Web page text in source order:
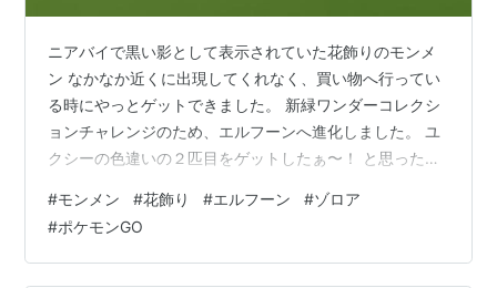
ニアバイで黒い影として表示されていた花飾りのモンメ
ン なかなか近くに出現してくれなく、買い物へ行ってい
る時にやっとゲットできました。 新緑ワンダーコレクシ
ョンチャレンジのため、エルフーンへ進化しました。 ユ
クシーの色違いの２匹目をゲットしたぁ〜！ と思った
て、まさかの「おや？」にガッカリさせられた。 ゾロア
の色違いだったら嬉しかったのになぁ。 スポンサーリン
ク
#モンメン #花飾り #エルフーン #ゾロア
#ポケモンGO